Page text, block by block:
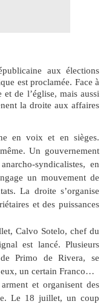
aux élections
est proclamée. Face à
de l’église, mais aussi
la droite aux affaires
en voix et en sièges.
Un gouvernement
syndicalistes, en
un mouvement de
La droite s’organise
et des puissances
Calvo Sotelo, chef du
est lancé. Plusieurs
Primo de Rivera, se
un certain Franco…
et organisent des
Le 18 juillet, un coup